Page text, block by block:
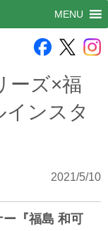
MENU
ーズ×福
ンスタ
2021/5/10
『福島 和可